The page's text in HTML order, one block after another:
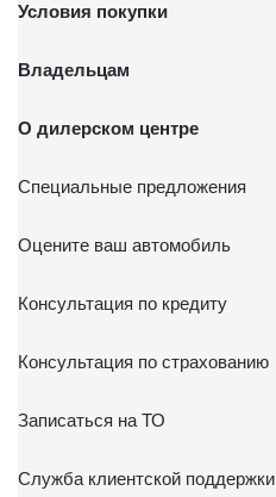
Условия покупки
Владельцам
О дилерском центре
Специальные предложения
Оцените ваш автомобиль
Консультация по кредиту
Консультация по страхованию
Записаться на ТО
Служба клиентской поддержки